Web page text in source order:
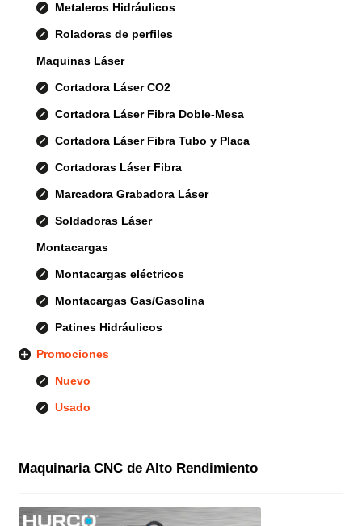
Metaleros Hidráulicos
Roladoras de perfiles
Maquinas Láser
Cortadora Láser CO2
Cortadora Láser Fibra Doble-Mesa
Cortadora Láser Fibra Tubo y Placa
Cortadoras Láser Fibra
Marcadora Grabadora Láser
Soldadoras Láser
Montacargas
Montacargas eléctricos
Montacargas Gas/Gasolina
Patines Hidráulicos
Promociones
Nuevo
Usado
Maquinaria CNC de Alto Rendimiento